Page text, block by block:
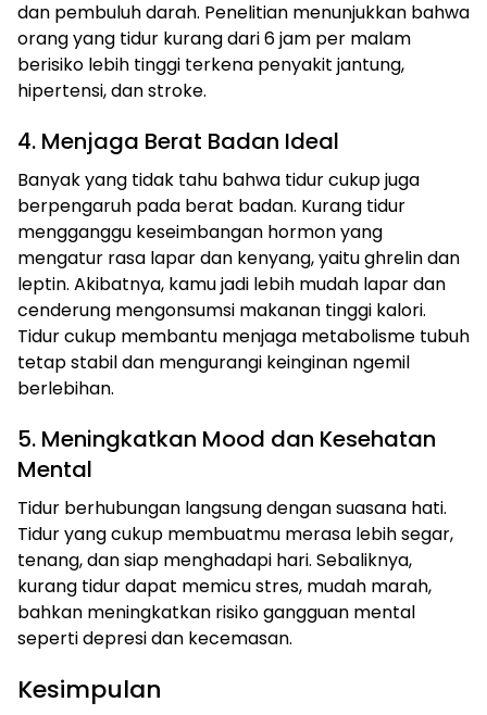
dan pembuluh darah. Penelitian menunjukkan bahwa
orang yang tidur kurang dari 6 jam per malam
berisiko lebih tinggi terkena penyakit jantung,
hipertensi, dan stroke.
4. Menjaga Berat Badan Ideal
Banyak yang tidak tahu bahwa tidur cukup juga
berpengaruh pada berat badan. Kurang tidur
mengganggu keseimbangan hormon yang
mengatur rasa lapar dan kenyang, yaitu ghrelin dan
leptin. Akibatnya, kamu jadi lebih mudah lapar dan
cenderung mengonsumsi makanan tinggi kalori.
Tidur cukup membantu menjaga metabolisme tubuh
tetap stabil dan mengurangi keinginan ngemil
berlebihan.
5. Meningkatkan Mood dan Kesehatan
Mental
Tidur berhubungan langsung dengan suasana hati.
Tidur yang cukup membuatmu merasa lebih segar,
tenang, dan siap menghadapi hari. Sebaliknya,
kurang tidur dapat memicu stres, mudah marah,
bahkan meningkatkan risiko gangguan mental
seperti depresi dan kecemasan.
Kesimpulan